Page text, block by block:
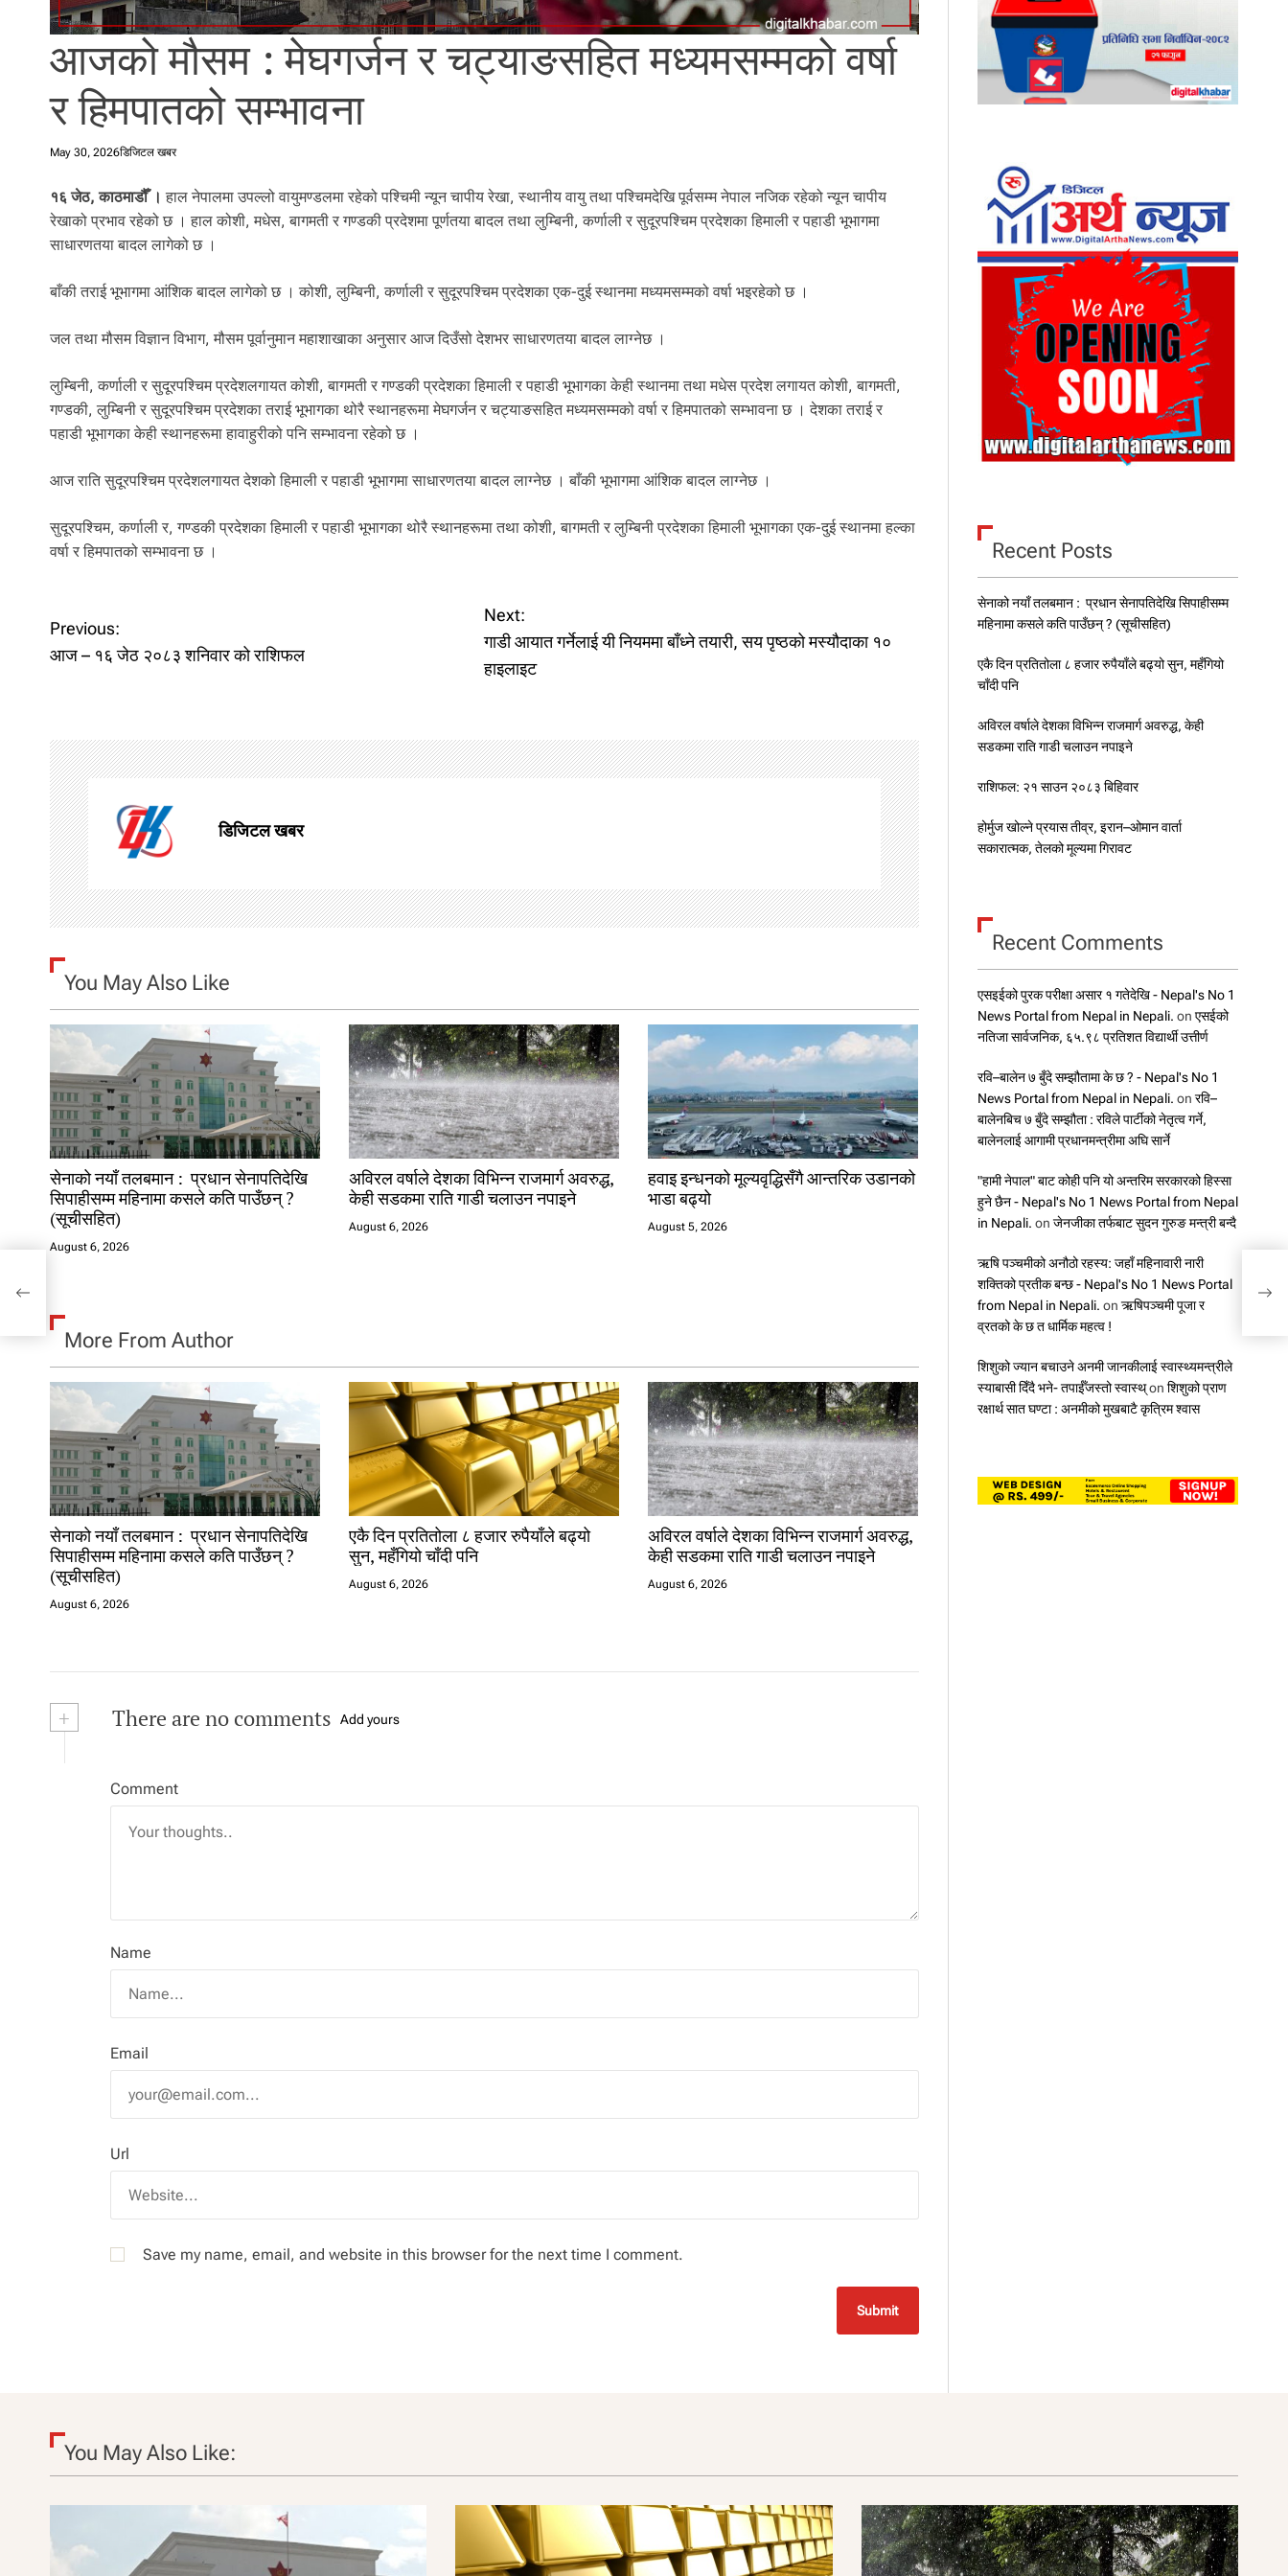
l
i
.
आजको मौसम : मेघगर्जन र चट्याङसहित मध्यमसम्मको वर्षा
र हिमपातको सम्भावना
May 30, 2026डिजिटल खबर
१६ जेठ, काठमाडौँ ।हाल नेपालमा उपल्लो वायुमण्डलमा रहेको पश्चिमी न्यून चापीय रेखा, स्थानीय वायु तथा पश्चिमदेखि पूर्वसम्म नेपाल नजिक रहेको न्यून चापीय
रेखाको प्रभाव रहेको छ । हाल कोशी, मधेस, बागमती र गण्डकी प्रदेशमा पूर्णतया बादल तथा लुम्बिनी, कर्णाली र सुदूरपश्चिम प्रदेशका हिमाली र पहाडी भूभागमा
साधारणतया बादल लागेको छ ।
बाँकी तराई भूभागमा आंशिक बादल लागेको छ । कोशी, लुम्बिनी, कर्णाली र सुदूरपश्चिम प्रदेशका एक-दुई स्थानमा मध्यमसम्मको वर्षा भइरहेको छ ।
जल तथा मौसम विज्ञान विभाग, मौसम पूर्वानुमान महाशाखाका अनुसार आज दिउँसो देशभर साधारणतया बादल लाग्नेछ ।
लुम्बिनी, कर्णाली र सुदूरपश्चिम प्रदेशलगायत कोशी, बागमती र गण्डकी प्रदेशका हिमाली र पहाडी भूभागका केही स्थानमा तथा मधेस प्रदेश लगायत कोशी, बागमती,
गण्डकी, लुम्बिनी र सुदूरपश्चिम प्रदेशका तराई भूभागका थोरै स्थानहरूमा मेघगर्जन र चट्याङसहित मध्यमसम्मको वर्षा र हिमपातको सम्भावना छ । देशका तराई र
पहाडी भूभागका केही स्थानहरूमा हावाहुरीको पनि सम्भावना रहेको छ ।
आज राति सुदूरपश्चिम प्रदेशलगायत देशको हिमाली र पहाडी भूभागमा साधारणतया बादल लाग्नेछ । बाँकी भूभागमा आंशिक बादल लाग्नेछ ।
सुदूरपश्चिम, कर्णाली र, गण्डकी प्रदेशका हिमाली र पहाडी भूभागका थोरै स्थानहरूमा तथा कोशी, बागमती र लुम्बिनी प्रदेशका हिमाली भूभागका एक-दुई स्थानमा हल्का
वर्षा र हिमपातको सम्भावना छ ।
P
o
t
n
a
v
i
g
t
i
o
n
Previous:
आज – १६ जेठ २०८३ शनिवार को राशिफल
Next:
गाडी आयात गर्नेलाई यी नियममा बाँध्ने तयारी, सय पृष्ठको मस्यौदाका १०
हाइलाइट
डिजिटल खबर
You May Also Like
सेनाको नयाँ तलबमान : प्रधान सेनापतिदेखि
सिपाहीसम्म महिनामा कसले कति पाउँछन् ?
(सूचीसहित)
August 6, 2026
अविरल वर्षाले देशका विभिन्न राजमार्ग अवरुद्ध,
केही सडकमा राति गाडी चलाउन नपाइने
August 6, 2026
हवाइ इन्धनको मूल्यवृद्धिसँगै आन्तरिक उडानको
भाडा बढ्यो
August 5, 2026
More From Author
सेनाको नयाँ तलबमान : प्रधान सेनापतिदेखि
सिपाहीसम्म महिनामा कसले कति पाउँछन् ?
(सूचीसहित)
August 6, 2026
एकै दिन प्रतितोला ८ हजार रुपैयाँले बढ्यो
सुन, महँगियो चाँदी पनि
August 6, 2026
अविरल वर्षाले देशका विभिन्न राजमार्ग अवरुद्ध,
केही सडकमा राति गाडी चलाउन नपाइने
August 6, 2026
+ There are no comments Add yours
Comment
Name
Email
Url
Save my name, email, and website in this browser for the next time I comment.
Recent Posts
सेनाको नयाँ तलबमान : प्रधान सेनापतिदेखि सिपाहीसम्म
महिनामा कसले कति पाउँछन् ? (सूचीसहित)
एकै दिन प्रतितोला ८ हजार रुपैयाँले बढ्यो सुन, महँगियो
चाँदी पनि
अविरल वर्षाले देशका विभिन्न राजमार्ग अवरुद्ध, केही
सडकमा राति गाडी चलाउन नपाइने
राशिफल: २१ साउन २०८३ बिहिवार
होर्मुज खोल्ने प्रयास तीव्र, इरान–ओमान वार्ता
सकारात्मक, तेलको मूल्यमा गिरावट
Recent Comments
एसइईको पुरक परीक्षा असार १ गतेदेखि - Nepal's No 1
News Portal from Nepal in Nepali. on एसईको
नतिजा सार्वजनिक, ६५.९८ प्रतिशत विद्यार्थी उत्तीर्ण
रवि–बालेन ७ बुँदे सम्झौतामा के छ ? - Nepal's No 1
News Portal from Nepal in Nepali. on रवि–
बालेनबिच ७ बुँदे सम्झौता : रविले पार्टीको नेतृत्व गर्ने,
बालेनलाई आगामी प्रधानमन्त्रीमा अघि सार्ने
"हामी नेपाल" बाट कोही पनि यो अन्तरिम सरकारको हिस्सा
हुने छैन - Nepal's No 1 News Portal from Nepal
in Nepali. on जेनजीका तर्फबाट सुदन गुरुङ मन्त्री बन्दै
ऋषि पञ्चमीको अनौठो रहस्य: जहाँ महिनावारी नारी
शक्तिको प्रतीक बन्छ - Nepal's No 1 News Portal
from Nepal in Nepali. on ऋषिपञ्चमी पूजा र
व्रतको के छ त धार्मिक महत्व !
शिशुको ज्यान बचाउने अनमी जानकीलाई स्वास्थ्यमन्त्रीले
स्याबासी दिँदै भने- तपाईँजस्तो स्वास्थ्on शिशुको प्राण
रक्षार्थ सात घण्टा : अनमीको मुखबाटै कृत्रिम श्वास
सय
You May Also Like: